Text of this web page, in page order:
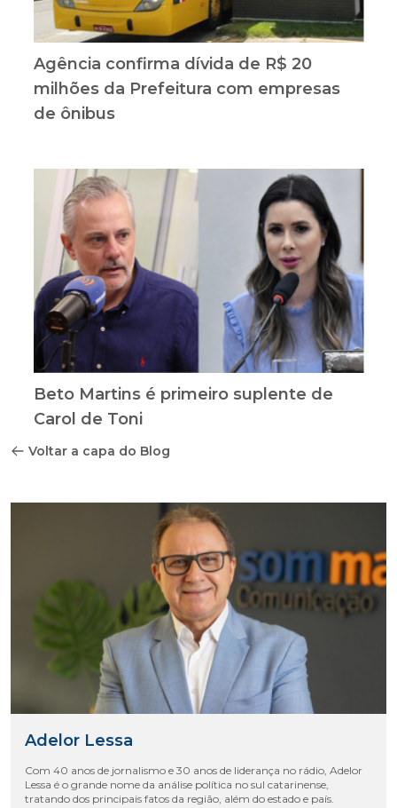
Agência confirma dívida de R$ 20
milhões da Prefeitura com empresas
de ônibus
Beto Martins é primeiro suplente de
Carol de Toni
Voltar a capa do Blog
Adelor Lessa
Com 40 anos de jornalismo e 30 anos de liderança no rádio, Adelor
Lessa é o grande nome da análise política no sul catarinense,
tratando dos principais fatos da região, além do estado e país.